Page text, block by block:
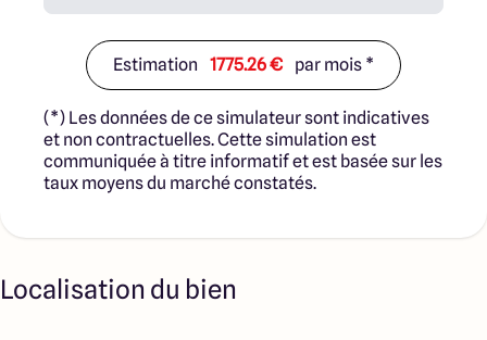
Estimation 1775.26 € par mois *
(*) Les données de ce simulateur sont indicatives
et non contractuelles. Cette simulation est
communiquée à titre informatif et est basée sur les
taux moyens du marché constatés.
Localisation du bien